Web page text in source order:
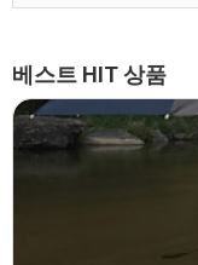
베스트 HIT 상품